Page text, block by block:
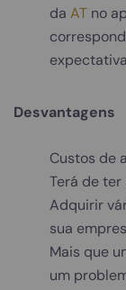
da AT no
Desvantagens
Custos de
Terá de
Adquirir
sua
Mais que
um